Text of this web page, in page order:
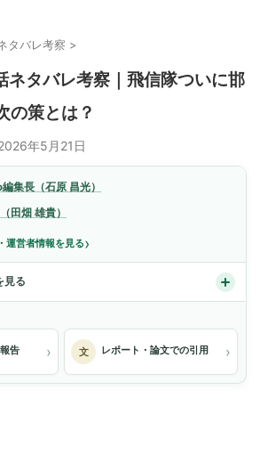
タバレ考察 >
ネタバレ考察｜飛信隊ついに邯
の策とは？
年5月21日
集長（石原 昌光）
田畑 雄貴）
運営者情報を見る›
見る
告 › 文 レポート・論文での引用 ›